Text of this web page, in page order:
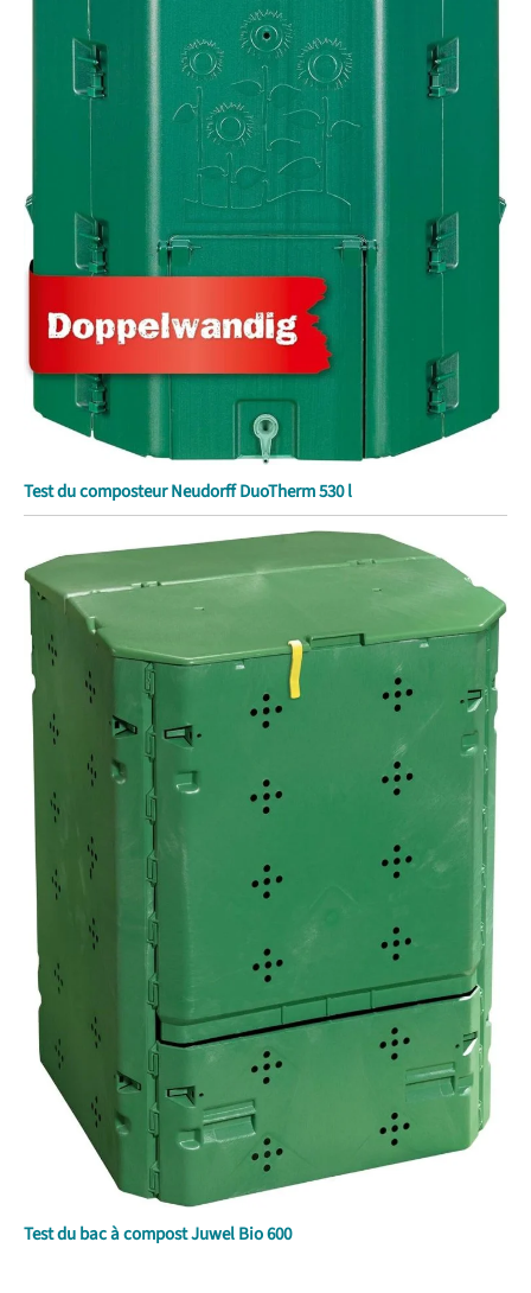
Test du composteur Neudorff DuoTherm 530 l
Test du bac à compost Juwel Bio 600